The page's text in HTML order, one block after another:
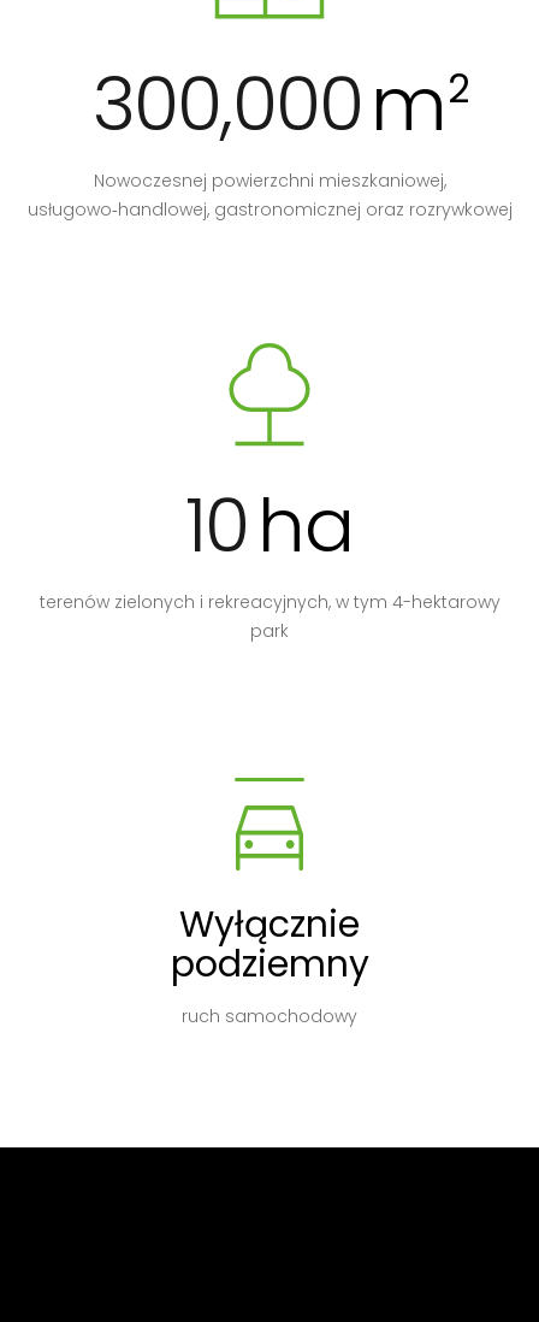
300,000m2
Nowoczesnej powierzchni mieszkaniowej,
usługowo‑handlowej, gastronomicznej oraz rozrywkowej
10ha
terenów zielonych i rekreacyjnych, w tym 4-hektarowy
park
Wyłącznie
podziemny
ruch samochodowy